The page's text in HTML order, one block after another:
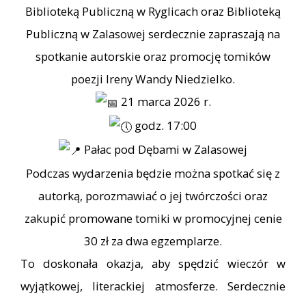
Biblioteką Publiczną w Ryglicach oraz Biblioteką
Publiczną w Zalasowej serdecznie zapraszają na
spotkanie autorskie oraz promocję tomików
poezji Ireny Wandy Niedzielko.
21 marca 2026 r.
godz. 17:00
Pałac pod Dębami w Zalasowej
Podczas wydarzenia będzie można spotkać się z
autorką, porozmawiać o jej twórczości oraz
zakupić promowane tomiki w promocyjnej cenie
30 zł za dwa egzemplarze.
To doskonała okazja, aby spędzić wieczór w
wyjątkowej, literackiej atmosferze. Serdecznie